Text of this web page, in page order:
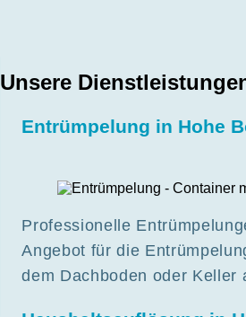
Unsere
Entrümpelung in Hohe
Professionelle
Angebot für die
dem Dachboden oder Keller